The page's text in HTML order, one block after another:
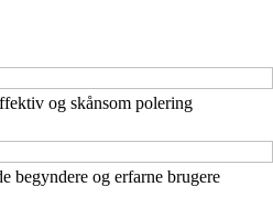
og skånsom polering
begyndere og erfarne brugere